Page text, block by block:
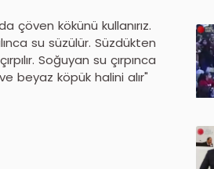
çöven kökünü kullanırız.
su süzülür. Süzdükten
Soğuyan su çırpınca
beyaz köpük halini alır"